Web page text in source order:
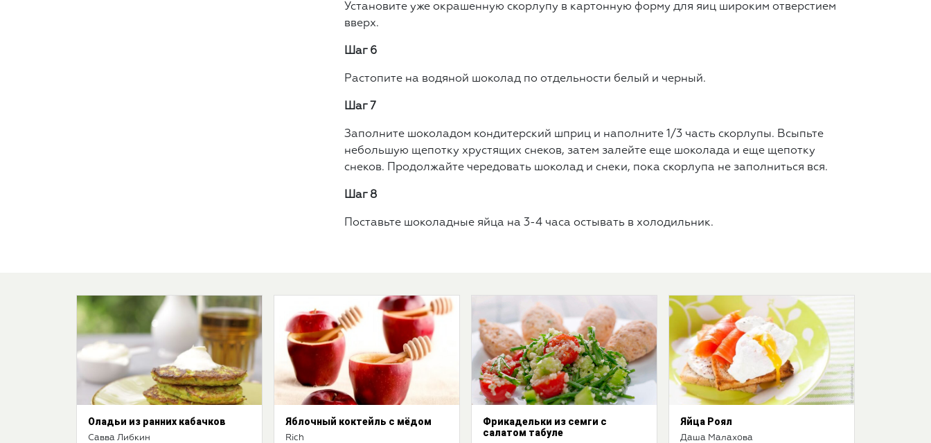
Установите уже окрашенную скорлупу в картонную форму для яиц широким отверстием
вверх.
Шаг 6
Растопите на водяной шоколад по отдельности белый и черный.
Шаг 7
Заполните шоколадом кондитерский шприц и наполните 1/3 часть скорлупы. Всыпьте
небольшую щепотку хрустящих снеков, затем залейте еще шоколада и еще щепотку
снеков. Продолжайте чередовать шоколад и снеки, пока скорлупа не заполниться вся.
Шаг 8
Поставьте шоколадные яйца на 3-4 часа остывать в холодильник.
Оладьи из ранних кабачков
Савва Либкин
Яблочный коктейль с мёдом
Rich
Фрикадельки из семги с
салатом табуле
Яйца Роял
Даша Малахова